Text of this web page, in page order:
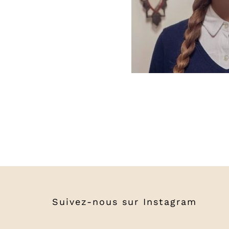
Suivez-nous sur Instagram